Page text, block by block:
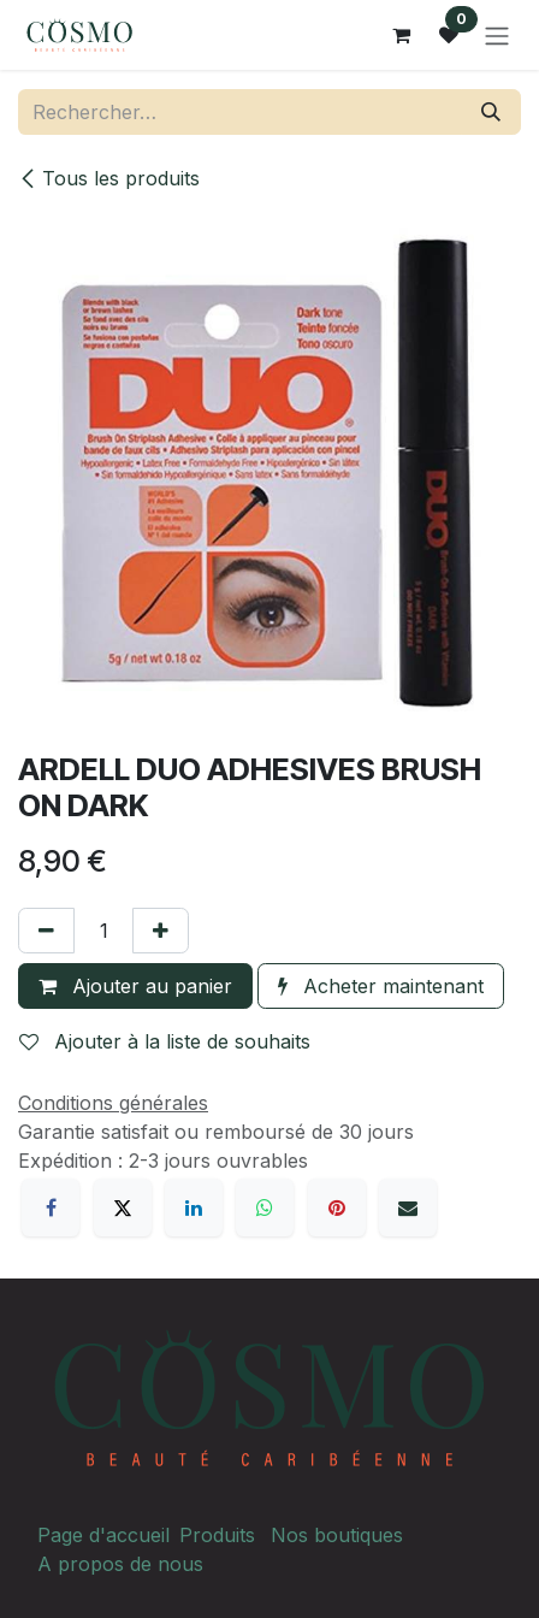
Se rendre au contenu 0
Tous les produits
ARDELL DUO ADHESIVES BRUSH
ON DARK
8,90 €
Ajouter au panier Acheter maintenant
Ajouter à la liste de souhaits
Conditions générales
Garantie satisfait ou remboursé de 30 jours
Expédition : 2-3 jours ouvrables
Page d'accueil Produits
Nos boutiques
A propos de nous